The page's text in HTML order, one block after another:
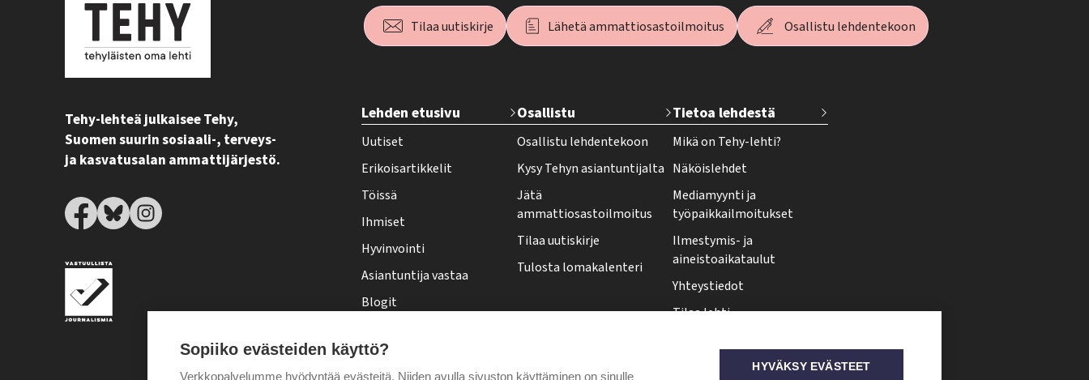
Tehy-lehteä julkaisee Tehy,
Suomen suurin sosiaali-, terveys-
ja kasvatusalan ammattijärjestö.
Tilaa uutiskirje Lähetä ammattiosastoilmoitus Osallistu lehdentekoon
e
h
y
-
l
e
h
t
f
Lehden etusivu
Uutiset
Erikoisartikkelit
Töissä
Ihmiset
Hyvinvointi
Asiantuntija vastaa
Blogit
Pääkirjoitus
Osallistu
Osallistu lehdentekoon
Kysy Tehyn asiantuntijalta
Jätä
ammattiosastoilmoitus
Tilaa uutiskirje
Tulosta lomakalenteri
Tietoa lehdestä
Mikä on Tehy-lehti?
Näköislehdet
Mediamyynti ja
työpaikkailmoitukset
Ilmestymis- ja
aineistoaikataulut
Yhteystiedot
Tilaa lehti
Tehy-lehti somessa
Sopiiko evästeiden käyttö?
Verkkopalvelumme hyödyntää evästeitä. Niiden avulla sivuston käyttäminen on sinulle
HYVÄKSY EVÄSTEET